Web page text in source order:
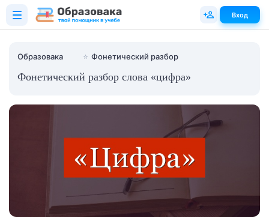
Образовака ⭐ Фонетический разбор
Фонетический разбор слова «цифра»
Вход